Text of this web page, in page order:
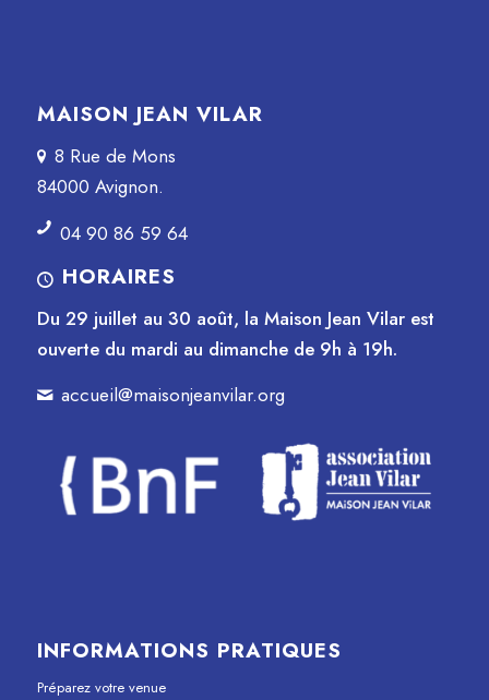
MAISON JEAN VILAR
8 Rue de Mons
84000 Avignon.
04 90 86 59 64
HORAIRES
Du 29 juillet au 30 août, la Maison Jean Vilar est
ouverte du mardi au dimanche de 9h à 19h.
accueil@maisonjeanvilar.org
INFORMATIONS PRATIQUES
Préparez votre venue